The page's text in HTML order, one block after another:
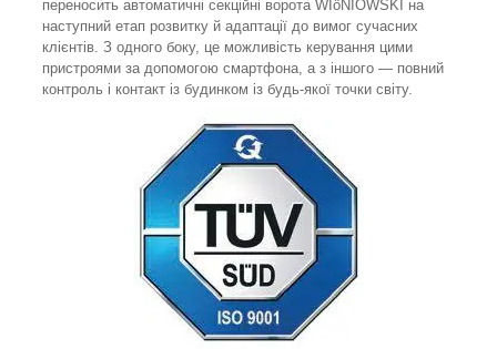
переносить автоматичні секційні ворота WIöNIOWSKI на
наступний етап розвитку й адаптації до вимог сучасних
клієнтів. З одного боку, це можливість керування цими
пристроями за допомогою смартфона, а з іншого — повний
контроль і контакт із будинком із будь-якої точки світу.